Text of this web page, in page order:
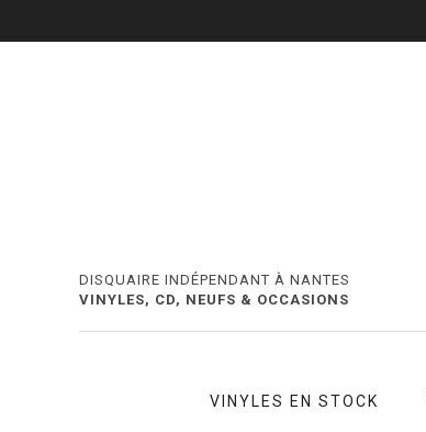
DISQUAIRE INDÉPENDANT À NANTES
VINYLES, CD, NEUFS & OCCASIONS
VINYLES EN STOCK